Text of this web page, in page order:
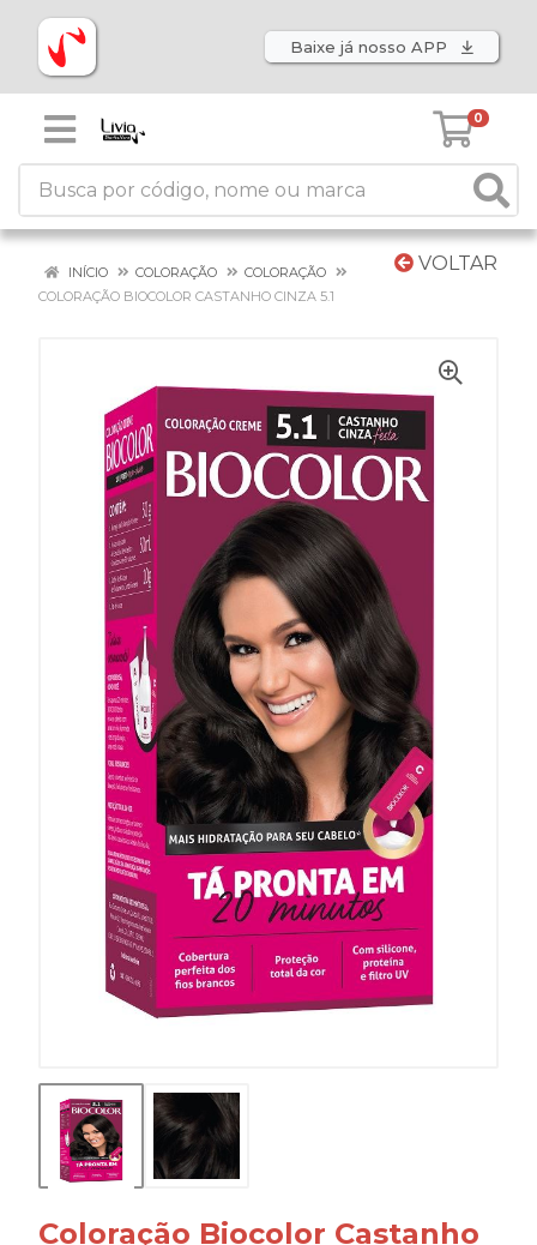
Baixe já nosso APP
0
VOLTAR
INÍCIO COLORAÇÃO
COLORAÇÃO
COLORAÇÃO BIOCOLOR CASTANHO CINZA 5.1
Coloração Biocolor Castanho